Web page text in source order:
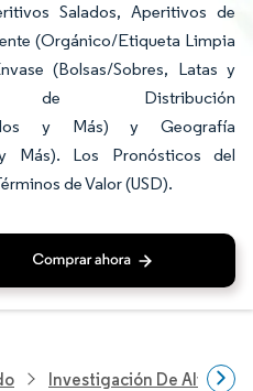
Salados, Aperitivos de
(Orgánico/Etiqueta Limpia
(Bolsas/Sobres, Latas y
Distribución
y Más) y Geografía
Más). Los Pronósticos del
de Valor (USD).
Investigación De